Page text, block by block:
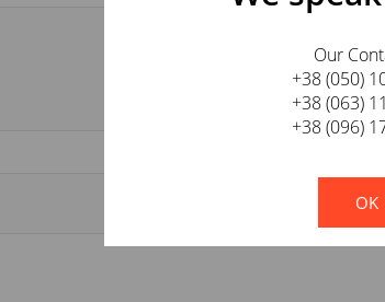
Our
+38 (050)
+38 (063)
+38 (096)
!
Not
OK